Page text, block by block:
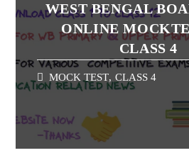
WEST BENGAL
ONLINE
CLASS 4
MOCK TEST, CLASS 4